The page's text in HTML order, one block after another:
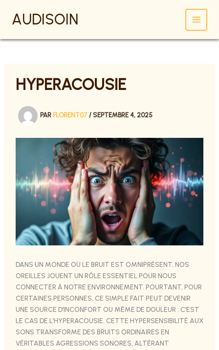
CONTENU
AUDISOIN
HYPERACOUSIE
PAR FLORENT07 / SEPTEMBRE 4, 2025
DANS UN MONDE OÙ LE BRUIT EST OMNIPRÉSENT, NOS
OREILLES JOUENT UN RÔLE ESSENTIEL POUR NOUS
CONNECTER À NOTRE ENVIRONNEMENT. POURTANT, POUR
CERTAINES PERSONNES, CE SIMPLE FAIT PEUT DEVENIR
UNE SOURCE D’INCONFORT OU MÊME DE DOULEUR : C’EST
LE CAS DE L’HYPERACOUSIE. CETTE HYPERSENSIBILITÉ AUX
SONS TRANSFORME DES BRUITS ORDINAIRES EN
VÉRITABLES AGRESSIONS SONORES, ALTÉRANT